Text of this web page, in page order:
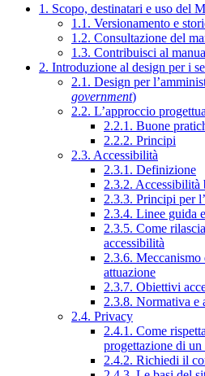
1. Scopo, destinatari e uso del
1.1. Versionamento e
1.2. Consultazione del
1.3. Contribuisci al
2. Introduzione al design per i
2.1. Design per
government)
2.2. L’approccio
2.2.1. Buone
2.2.2. Principi
2.3. Accessibilità
2.3.1. Definizione
2.3.2. Accessibilità
2.3.3. Principi per
2.3.4. Linee guida
2.3.5. Come
accessibilità
2.3.6. Meccanismo
attuazione
2.3.7. Obiettivi
2.3.8. Normativa e
2.4. Privacy
2.4.1. Come
progettazione di
2.4.2. Richiedi il